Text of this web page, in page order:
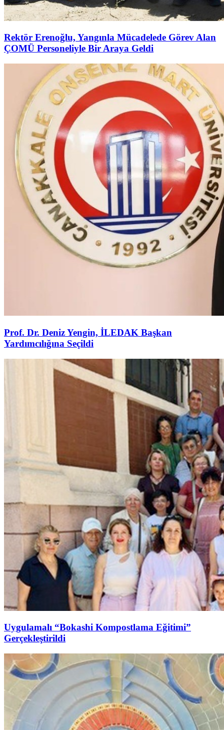
Rektör Erenoğlu, Yangınla Mücadelede Görev Alan
ÇOMÜ Personeliyle Bir Araya Geldi
Prof. Dr. Deniz Yengin, İLEDAK Başkan
Yardımcılığına Seçildi
Uygulamalı “Bokashi Kompostlama Eğitimi”
Gerçekleştirildi